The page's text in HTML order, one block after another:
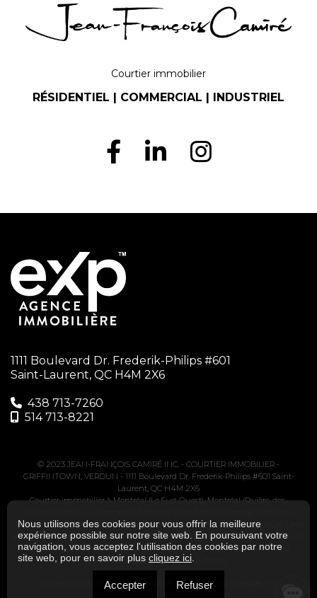
Courtier immobilier
RÉSIDENTIEL | COMMERCIAL | INDUSTRIEL
1111 Boulevard Dr. Frederik-Philips #601
Saint-Laurent, QC H4M 2X6
438 713-7260‬
514 713-8221
© 2023 JEAN-FRANÇOIS CAMIRÉ INC. - COURTIER IMMOBILIER -
GRIFFINTOWN, VERDUN - 1111 Boulevard Dr. Frederik-Philips #601 Saint-
Laurent, QC H4M 2X6
Courtier immobilier àMontréal (Le Sud-Ouest),Montréal (Rivière-des-
Neiges/Notre-Dame-de-Grâce),Brossard ,Longueuil (Le Vieux-Longueuil)
(Auteuil),Montréal (Le Plateau-Mont-Royal),Montréal (Saint-Léonard),Montréal
(Verdun/Île-des-Soeurs),Montréal (Villeray/Saint-Michel/Parc-Extension)
Montréal (Rosemont/La Petite-Patrie)
Conception de Site Web immobilier parMarketing Websites Inc.
Nous utilisons des cookies pour vous offrir la meilleure
expérience possible sur notre site web. En poursuivant votre
navigation, vous acceptez l'utilisation des cookies par notre
site web, pour en savoir plus cliquez ici
Accepter Refuser